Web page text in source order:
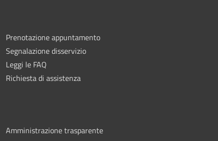
Prenotazione appuntamento
Segnalazione disservizio
Leggi le FAQ
Richiesta di assistenza
Amministrazione trasparente